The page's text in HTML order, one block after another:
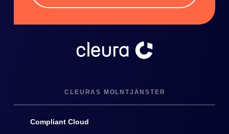
CLEURAS MOLNTJÄNSTER
Compliant Cloud